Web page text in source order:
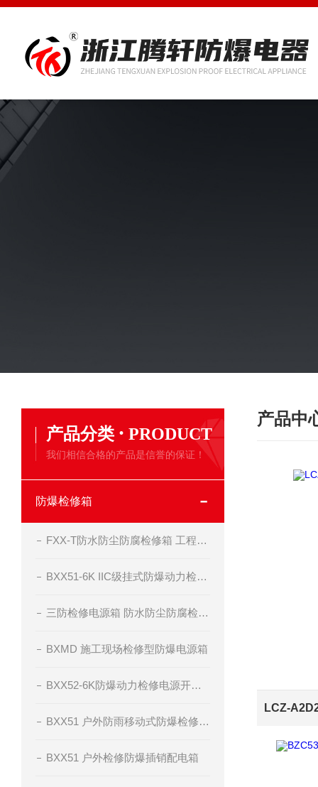
产品分类 · PRODUCT
我们相信合格的产品是信誉的保证！
防爆检修箱
FXX-T防水防尘防腐检修箱 工程塑料材质
BXX51-6K IIC级挂式防爆动力检修箱
三防检修电源箱 防水防尘防腐检修箱
BXMD 施工现场检修型防爆电源箱
BXX52-6K防爆动力检修电源开关箱
BXX51 户外防雨移动式防爆检修电源插座箱
BXX51 户外检修防爆插销配电箱
产品中